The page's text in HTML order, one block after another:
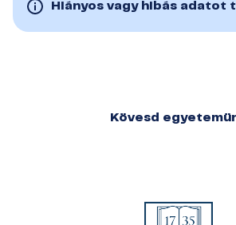
Hiányos vagy hibás adatot
Kövesd